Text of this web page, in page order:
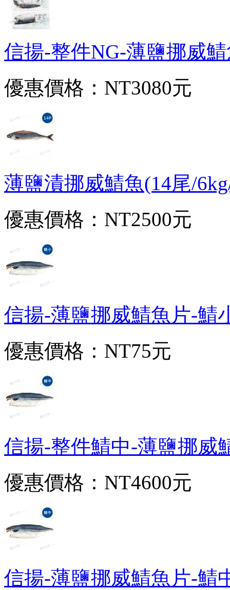
信揚-整件NG-薄鹽挪威
優惠價格： NT3080元
薄鹽漬挪威鯖魚(14尾/
優惠價格： NT2500元
信揚-薄鹽挪威鯖魚片-鯖
優惠價格： NT75元
信揚-整件鯖中-薄鹽挪威
優惠價格： NT4600元
信揚-薄鹽挪威鯖魚片-鯖